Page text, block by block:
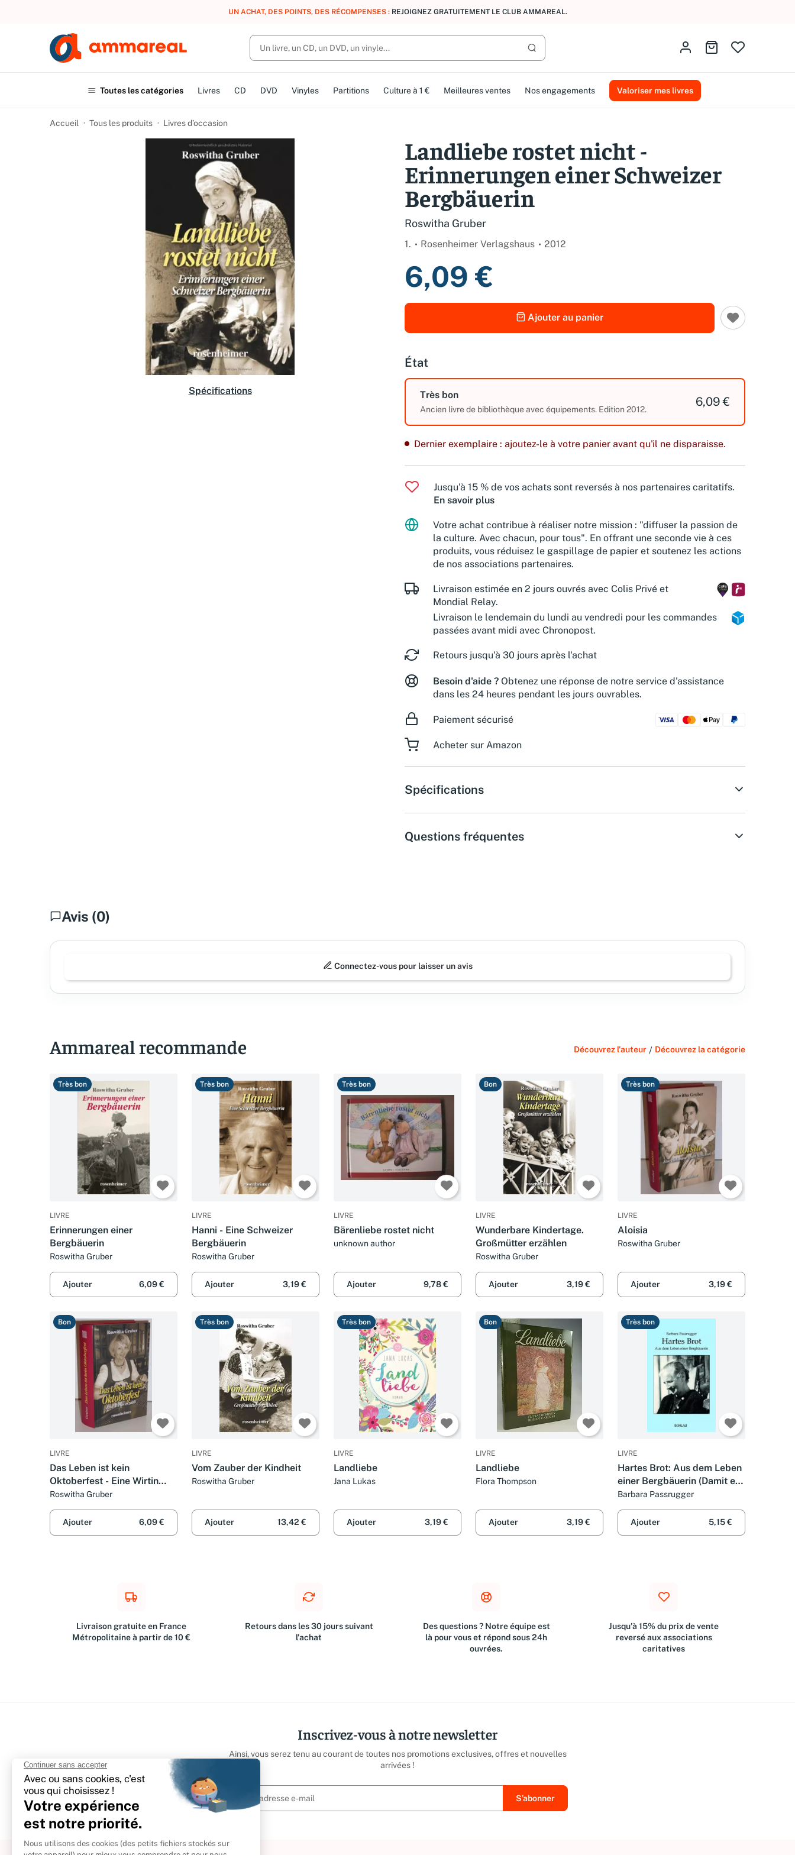
UN ACHAT, DES POINTS, DES RÉCOMPENSES : REJOIGNEZ GRATUITEMENT LE CLUB AMMAREAL.
Lancer la recherche
Identifiez-vousAller au panier
Toutes les catégories Livres CD DVD Vinyles Partitions Culture à 1 € Meilleures ventes Nos engagements Valoriser mes livres
Accueil Tous les produits Livres d’occasion
Spécifications
Landliebe rostet nicht -
Erinnerungen einer Schweizer
Bergbäuerin
Roswitha Gruber
1. Rosenheimer Verlagshaus 2012
6,09 €
Ajouter au panier
État
Très bon
Ancien livre de bibliothèque avec équipements. Edition 2012.
6,09 €
Dernier exemplaire : ajoutez-le à votre panier avant qu'il ne disparaisse.
Jusqu'à 15 % de vos achats sont reversés à nos partenaires caritatifs.
En savoir plus
Votre achat contribue à réaliser notre mission : "diffuser la passion de
la culture. Avec chacun, pour tous". En offrant une seconde vie à ces
produits, vous réduisez le gaspillage de papier et soutenez les actions
de nos associations partenaires.
Livraison estimée en 2 jours ouvrés avec Colis Privé et
Mondial Relay.
Livraison le lendemain du lundi au vendredi pour les commandes
passées avant midi avec Chronopost.
Retours jusqu'à 30 jours après l'achat
Besoin d'aide ? Obtenez une réponse de notre service d'assistance
dans les 24 heures pendant les jours ouvrables.
Paiement sécurisé
Acheter sur Amazon
Spécifications
Questions fréquentes
Avis (0)
Connectez-vous pour laisser un avis
Ammareal recommande Découvrez l'auteur / Découvrez la catégorie
Très bon
LIVRE
Erinnerungen einer
Bergbäuerin
Roswitha Gruber
Ajouter 6,09 €
Très bon
LIVRE
Hanni - Eine Schweizer
Bergbäuerin
Roswitha Gruber
Ajouter 3,19 €
Très bon
LIVRE
Bärenliebe rostet nicht
unknown author
Ajouter 9,78 €
Bon
LIVRE
Wunderbare Kindertage.
Großmütter erzählen
Roswitha Gruber
Ajouter 3,19 €
Très bon
LIVRE
Aloisia
Roswitha Gruber
Ajouter 3,19 €
Bon
LIVRE
Das Leben ist kein
Oktoberfest - Eine Wirtin
erzählt
Roswitha Gruber
Ajouter 6,09 €
Très bon
LIVRE
Vom Zauber der Kindheit
Roswitha Gruber
Ajouter 13,42 €
Très bon
LIVRE
Landliebe
Jana Lukas
Ajouter 3,19 €
Bon
LIVRE
Landliebe
Flora Thompson
Ajouter 3,19 €
Très bon
LIVRE
Hartes Brot: Aus dem Leben
einer Bergbäuerin (Damit es
nicht verlorengeht...)
Barbara Passrugger
Ajouter 5,15 €
Livraison gratuite en France
Métropolitaine à partir de 10 €
Retours dans les 30 jours suivant
l'achat
Des questions ? Notre équipe est
là pour vous et répond sous 24h
ouvrées.
Jusqu'à 15% du prix de vente
reversé aux associations
caritatives
Inscrivez-vous à notre newsletter
Ainsi, vous serez tenu au courant de toutes nos promotions exclusives, offres et nouvelles
arrivées !